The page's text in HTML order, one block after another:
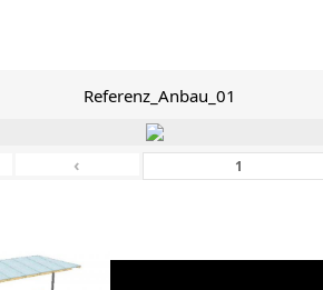
Referenz_Anbau_01
‹